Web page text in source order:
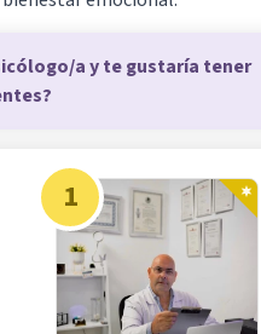
a y te gustaría tener
1